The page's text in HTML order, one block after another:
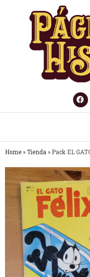
Home » Tienda » Pack EL